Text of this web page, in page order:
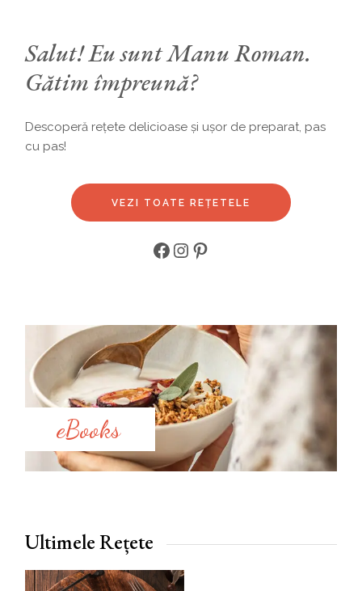
Salut! Eu sunt Manu Roman.
Gătim împreună?
Descoperă rețete delicioase și ușor de preparat, pas
cu pas!
VEZI TOATE REȚETELE
Facebook
Instagram
Pinterest
eBooks
Ultimele Rețete